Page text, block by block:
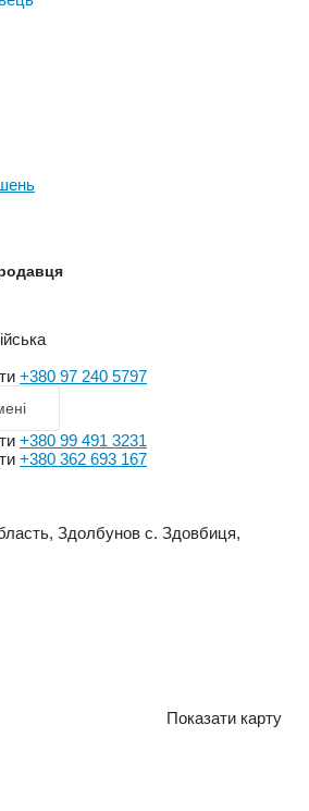
+380 97 240 5797
+380 99 491 3231
+380 362 693 167
Здолбунов с. Здовбиця,
Показати карту